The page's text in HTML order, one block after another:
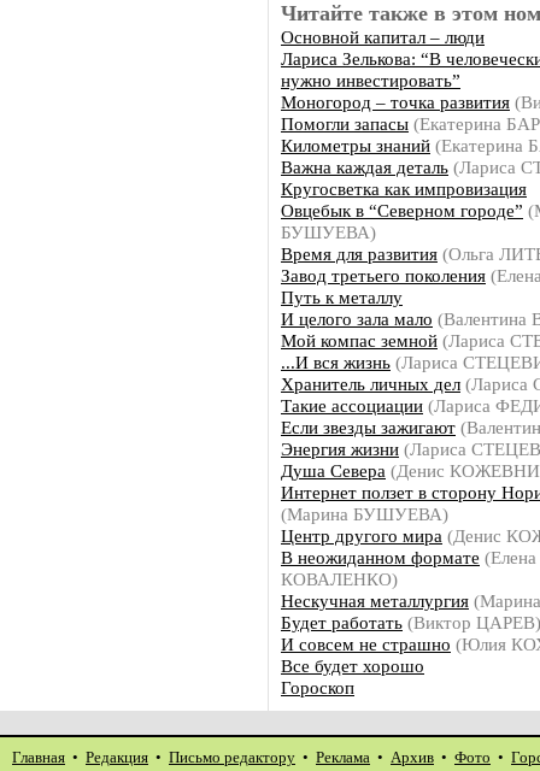
Читайте также в этом
Основной капитал – люди
Лариса Зелькова: “В
нужно инвестировать”
Моногород – точка развития
Помогли запасы (Екатерина
Километры знаний (Екатерина
Важна каждая деталь (Лариса
Кругосветка как импровизация
Овцебык в “Северном городе”
БУШУЕВА)
Время для развития (Ольга
Завод третьего поколения
Путь к металлу
И целого зала мало
Мой компас земной (Лариса
...И вся жизнь (Лариса
Хранитель личных дел
Такие ассоциации (Лариса
Если звезды зажигают
Энергия жизни (Лариса
Душа Севера (Денис
Интернет ползет в сторону
(Марина БУШУЕВА)
Центр другого мира (Денис
В неожиданном формате (Елена
КОВАЛЕНКО)
Нескучная металлургия
Будет работать (Виктор ЦАРЕВ)
И совсем не страшно (Юлия
Все будет хорошо
Гороскоп
Главная • Редакция • Письмо редактору • Реклама • Архив • Фото •